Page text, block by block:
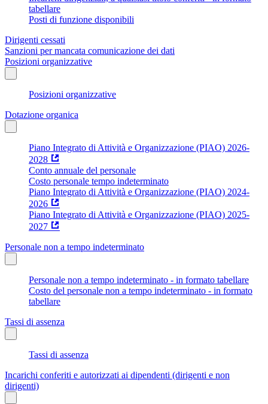
tabellare
Posti di funzione disponibili
Dirigenti cessati
Sanzioni per mancata comunicazione dei dati
Posizioni organizzative
Posizioni organizzative
Dotazione organica
Piano Integrato di Attività e Organizzazione (PIAO) 2026-
2028
Conto annuale del personale
Costo personale tempo indeterminato
Piano Integrato di Attività e Organizzazione (PIAO) 2024-
2026
Piano Integrato di Attività e Organizzazione (PIAO) 2025-
2027
Personale non a tempo indeterminato
Personale non a tempo indeterminato - in formato tabellare
Costo del personale non a tempo indeterminato - in formato
tabellare
Tassi di assenza
Tassi di assenza
Incarichi conferiti e autorizzati ai dipendenti (dirigenti e non
dirigenti)